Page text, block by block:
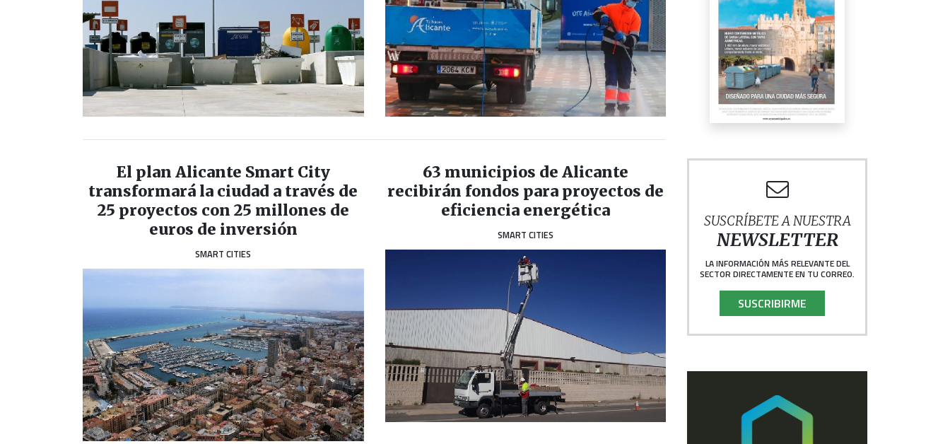
El plan Alicante Smart City
transformará la ciudad a través de
25 proyectos con 25 millones de
euros de inversión
SMART CITIES
63 municipios de Alicante
recibirán fondos para proyectos de
eficiencia energética
SMART CITIES
SUSCRÍBETE A NUESTRA
NEWSLETTER
LA INFORMACIÓN MÁS RELEVANTE DEL
SECTOR DIRECTAMENTE EN TU CORREO.
SUSCRIBIRME